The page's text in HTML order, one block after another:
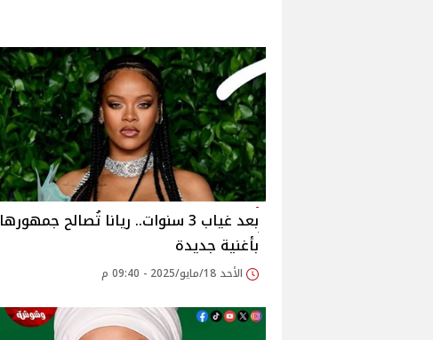
بعد غياب 3 سنوات.. ريانا تُصالح جمهورها
بأغنية جديدة
الأحد 18/مايو/2025 - 09:40 م